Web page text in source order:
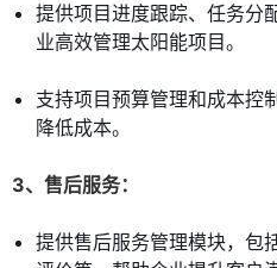
提供项目进度跟踪、任务分
业高效管理太阳能项目。
支持项目预算管理和成本控
降低成本。
3、售后服务：
提供售后服务管理模块，包